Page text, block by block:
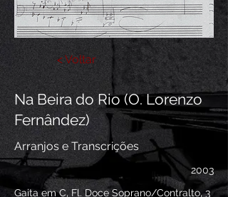
< Voltar
Na Beira do Rio (O. Lorenzo
Fernândez)
Arranjos e Transcrições
2003
Gaita em C, Fl. Doce Soprano/Contralto, 3